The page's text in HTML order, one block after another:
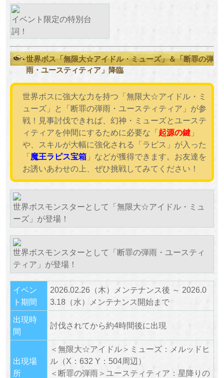
イベント限定の特別台
詞！
世界ボス「無限大☆アイドル・ミューズ」＆「断罪の弾
雨・ユースティティア」降臨
世界ボスに強大な力を持つ「無限大☆アイドル・ミ
ューズ」と「断罪の弾雨・ユースティティア」が参
戦！見事討伐できれば、幻神・ミューズとユーステ
ィティアを仲間にするために必要な「起源の鍵」
や、スキルが大幅に強化される「ラピス」が入った
「魔王ラピス宝箱」などが獲得できます。お友達を
お誘いあわせの上、ぜひ挑戦してみてください！
世界ボスモンスターとして「無限大☆アイドル・ミュ
ーズ」が登場！
世界ボスモンスターとして「断罪の弾雨・ユースティ
ティア」が登場！
イベン
ト期間
2026.02.26（木）メンテナンス後 ～ 2026.0
3.18（水）メンテナンス開始まで
出現時
間
討伐されてから約4時間後に出現
出現場
所
＜無限大☆アイドル＞ミューズ：メルッドヒ
ル（X：632 Y：504周辺）
＜断罪の弾雨＞ユースティティア：星降りの